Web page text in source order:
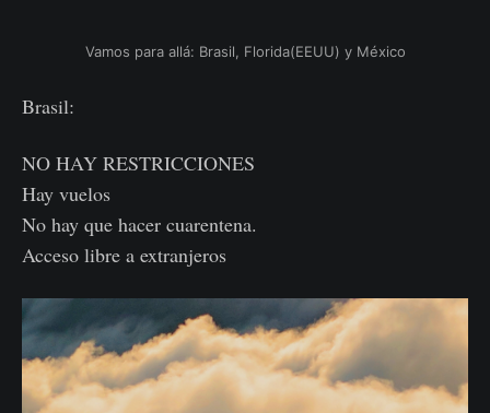
Vamos para allá: Brasil, Florida(EEUU) y México
Brasil:
NO HAY RESTRICCIONES
Hay vuelos
No hay que hacer cuarentena.
Acceso libre a extranjeros